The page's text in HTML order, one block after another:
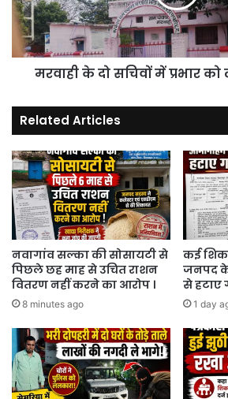
प्रभार
को
लेकर
खिंचतान
मरवाही के दो सचिवों में प्रभार
Related Articles
नवागांव सल्का की सोसायटी से
पिछले छह माह से उचित राशन
वितरण नहीं करने का आरोप ।
8 minutes ago
कई
जनपद के
से हटाए
1 day